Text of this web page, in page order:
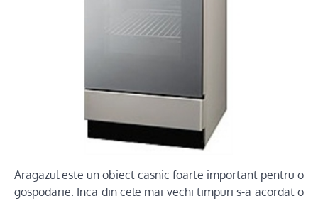
Aragazul este un obiect casnic foarte important pentru o
gospodarie. Inca din cele mai vechi timpuri s-a acordat o